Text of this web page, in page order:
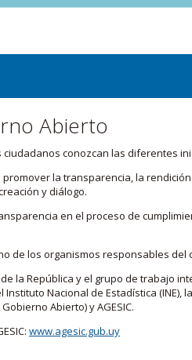
Abierto
conozcan las diferentes
la transparencia, la
y diálogo.
en el proceso de
de los organismos responsables del
la República y el grupo de trabajo
Instituto Nacional de Estadística
Abierto) y AGESIC.
www.agesic.gub.uy